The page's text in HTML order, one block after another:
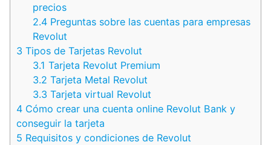
precios
2.4 Preguntas sobre las cuentas para empresas
Revolut
3 Tipos de Tarjetas Revolut
3.1 Tarjeta Revolut Premium
3.2 Tarjeta Metal Revolut
3.3 Tarjeta virtual Revolut
4 Cómo crear una cuenta online Revolut Bank y
conseguir la tarjeta
5 Requisitos y condiciones de Revolut